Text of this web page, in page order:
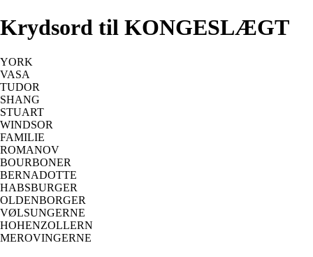
Krydsord til KONGESLÆGT
YORK
VASA
TUDOR
SHANG
STUART
WINDSOR
FAMILIE
ROMANOV
BOURBONER
BERNADOTTE
HABSBURGER
OLDENBORGER
VØLSUNGERNE
HOHENZOLLERN
MEROVINGERNE